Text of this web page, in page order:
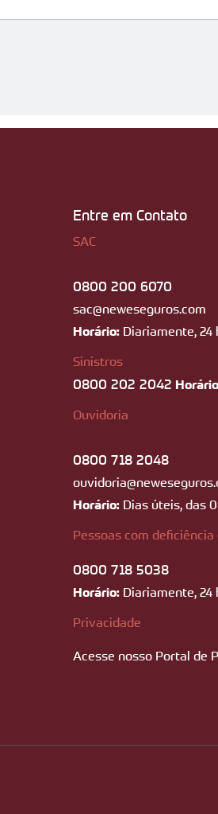
Entre em Contato
SAC
0800 200 6070
sac@neweseguros.com
Horário: Diariamente, 24
Sinistros
0800 202 2042
Ouvidoria
0800 718 2048
Horário: Dias úteis, das
Pessoas com
0800 718 5038
Horário: Diariamente, 24
Privacidade
Acesse nosso Portal de